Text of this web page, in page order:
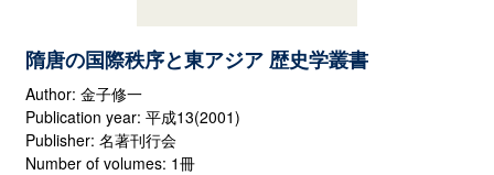
隋唐の国際秩序と東アジア 歴史学叢書
Author: 金子修一
Publication year: 平成13(2001)
Publisher: 名著刊行会
Number of volumes: 1冊